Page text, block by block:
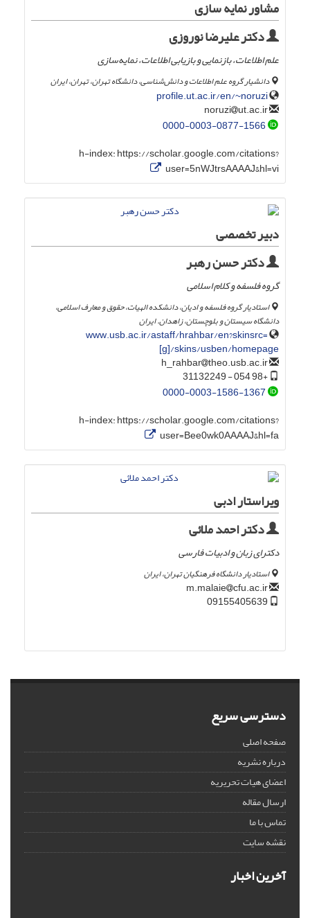
مشاور نمایه سازی
دکتر علیرضا نوروزی
علم اطلاعات، بازنمایی و بازیابی اطلاعات، نمایه‌سازی
دانشیار گروه علم اطلاعات و دانش‌شناسی، دانشگاه تهران، تهران، ایران
profile.ut.ac.ir/en/~noruzi
ut.ac.ir
0000-0003-0877-1566
h-index:https://scholar.google.com/citations?
user=5nWJtrsAAAAJ&hl=vi
دبیر تخصصی
دکتر حسن رهبر
گروه فلسفه و کلام اسلامی
استادیار گروه فلسفه و ادیان، دانشکده الهیات، حقوق و معارف اسلامی،
دانشگاه سیستان و بلوچستان، زاهدان. ایران
www.usb.ac.ir/astaff/hrahbar/en?skinsrc=
[g]/skins/usben/homepage
theo.usb.ac.ir
+98 054 - 31132249
0000-0003-1586-1367
h-index:https://scholar.google.com/citations?
user=Bee0wk0AAAAJ&hl=fa
ویراستار ادبی
دکتر احمد ملائی
دکترای زبان و ادبیات فارسی
استادیار دانشگاه فرهنگیان تهران، ایران
cfu.ac.ir
دسترسی سریع
صفحه اصلی
درباره نشریه
اعضای هیات تحریریه
ارسال مقاله
تماس با ما
نقشه سایت
آخرین اخبار